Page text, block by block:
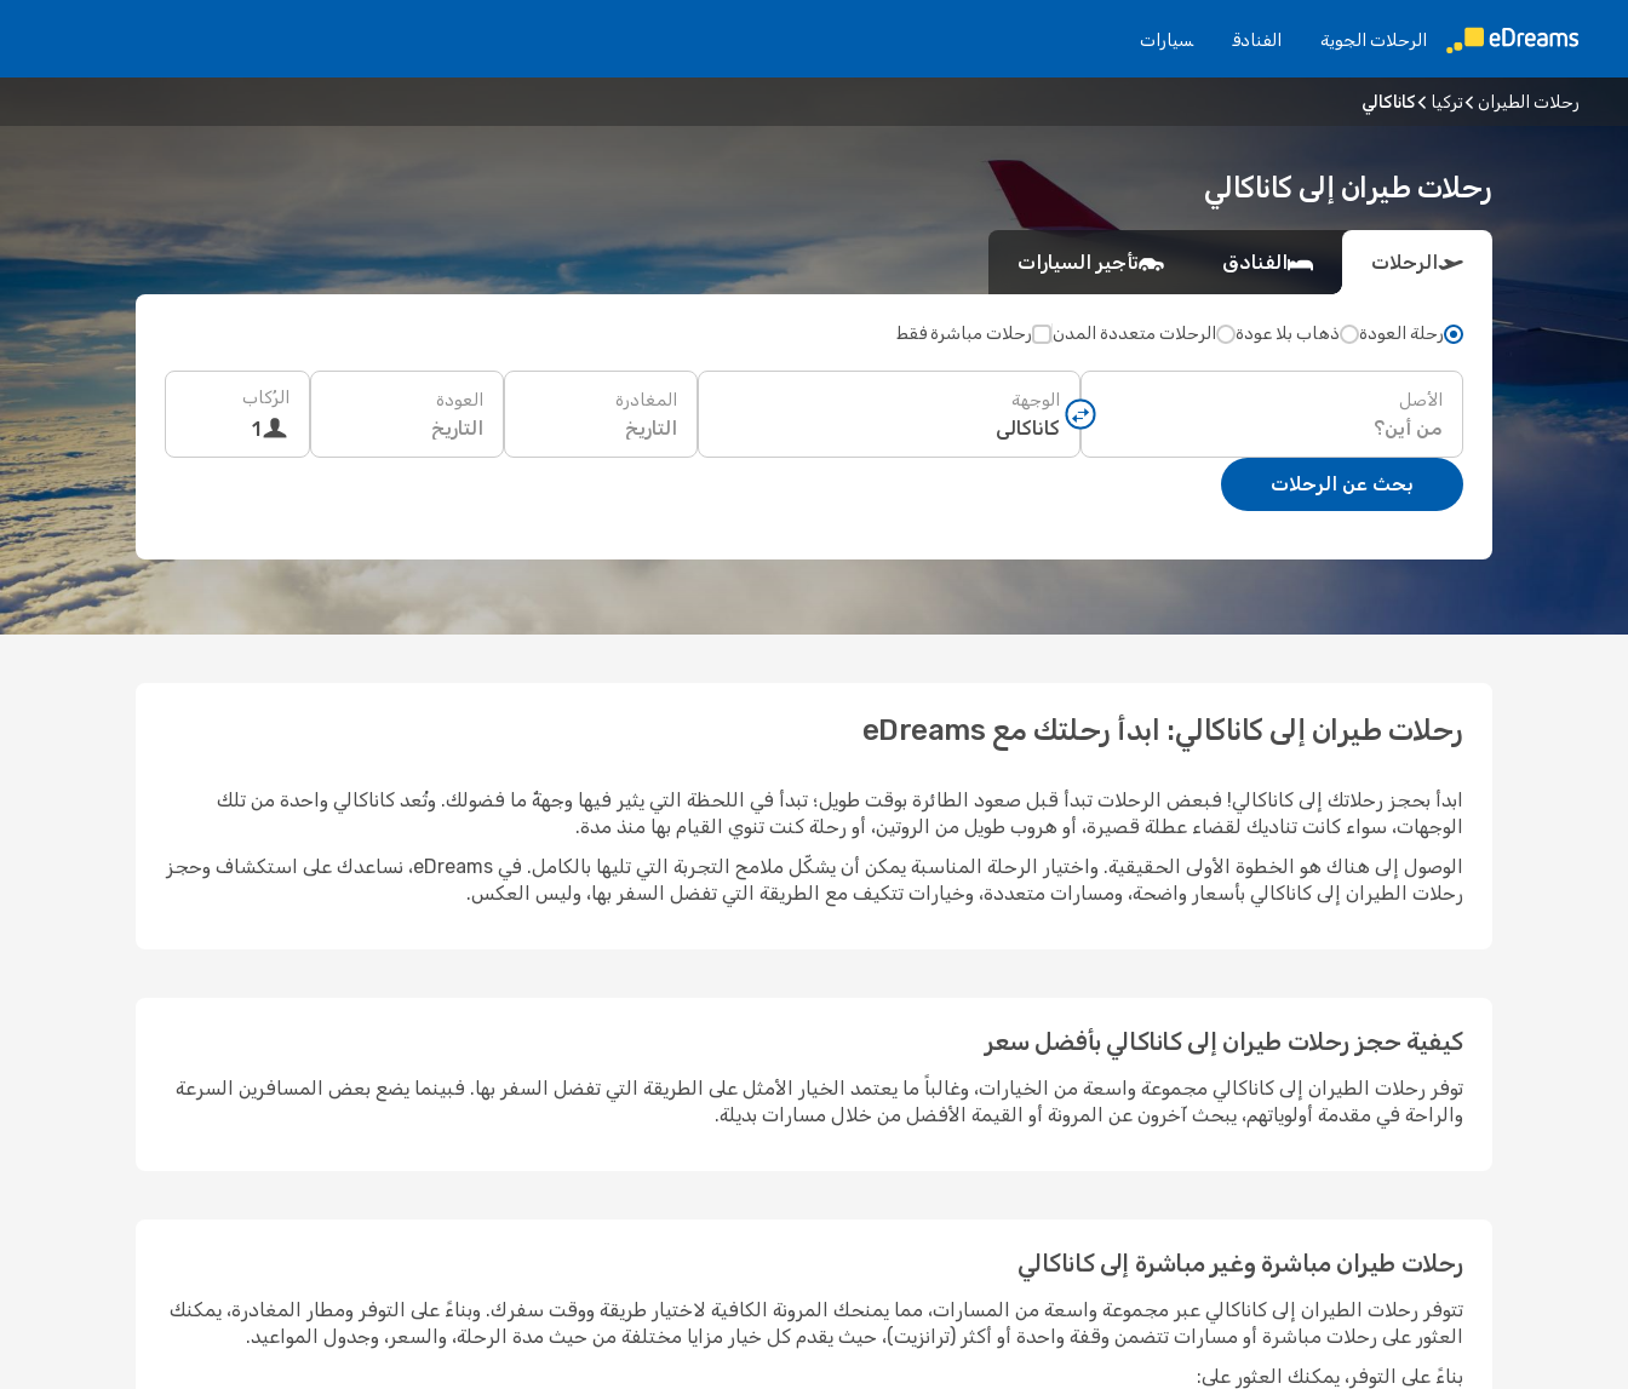
الرحلات الجوية الفنادق سيارات
رحلات الطيران تركيا كاناكالي
رحلات طيران إلى كاناكالي
الرحلات الفنادق تأجير السيارات
رحلة العودة ذهاب بلا عودة الرحلات متعددة المدن رحلات مباشرة فقط
الأصل الوجهة المغادرة
التاريخ
العودة
التاريخ
الرُكاب
1
بحث عن الرحلات
رحلات طيران إلى كاناكالي: ابدأ رحلتك مع eDreams
ابدأ بحجز رحلاتك إلى كاناكالي! فبعض الرحلات تبدأ قبل صعود الطائرة بوقت طويل؛ تبدأ في اللحظة التي يثير فيها وجهةٌ ما فضولك. وتُعد كاناكالي واحدة من تلك
الوجهات، سواء كانت تناديك لقضاء عطلة قصيرة، أو هروب طويل من الروتين، أو رحلة كنت تنوي القيام بها منذ مدة.
الوصول إلى هناك هو الخطوة الأولى الحقيقية. واختيار الرحلة المناسبة يمكن أن يشكّل ملامح التجربة التي تليها بالكامل. في eDreams، نساعدك على استكشاف وحجز
رحلات الطيران إلى كاناكالي بأسعار واضحة، ومسارات متعددة، وخيارات تتكيف مع الطريقة التي تفضل السفر بها، وليس العكس.
كيفية حجز رحلات طيران إلى كاناكالي بأفضل سعر
توفر رحلات الطيران إلى كاناكالي مجموعة واسعة من الخيارات، وغالباً ما يعتمد الخيار الأمثل على الطريقة التي تفضل السفر بها. فبينما يضع بعض المسافرين السرعة
والراحة في مقدمة أولوياتهم، يبحث آخرون عن المرونة أو القيمة الأفضل من خلال مسارات بديلة.
رحلات طيران مباشرة وغير مباشرة إلى كاناكالي
تتوفر رحلات الطيران إلى كاناكالي عبر مجموعة واسعة من المسارات، مما يمنحك المرونة الكافية لاختيار طريقة ووقت سفرك. وبناءً على التوفر ومطار المغادرة، يمكنك
العثور على رحلات مباشرة أو مسارات تتضمن وقفة واحدة أو أكثر (ترانزيت)، حيث يقدم كل خيار مزايا مختلفة من حيث مدة الرحلة، والسعر، وجدول المواعيد.
بناءً على التوفر، يمكنك العثور على: